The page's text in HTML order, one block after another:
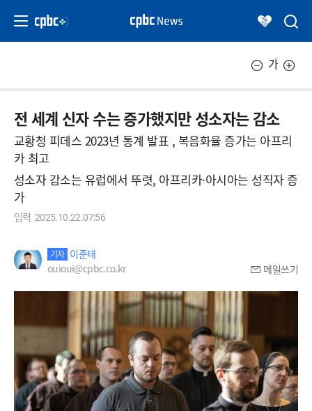
가
전 세계 신자 수는 증가했지만 성소자는 감소
교황청 피데스 2023년 통계 발표 , 복음화율 증가는 아프리
카 최고
성소자 감소는 유럽에서 뚜렷, 아프리카·아시아는 성직자 증
가
입력 2025.10.22.07:56
기자 이준태
ouioui@cpbc.co.kr
메일쓰기